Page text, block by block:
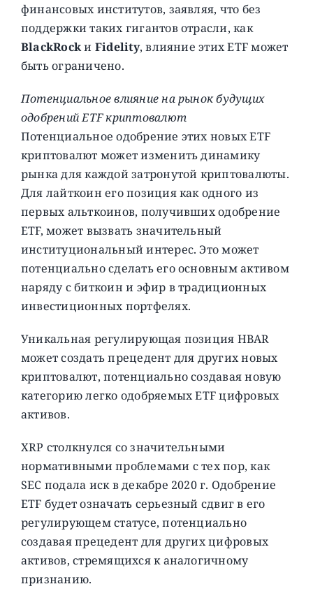
финансовых институтов, заявляя, что без
поддержки таких гигантов отрасли, как
BlackRockи Fidelity, влияние этих ETF может
быть ограничено.
Потенциальное влияние на рынок будущих
одобрений ETF криптовалют
Потенциальное одобрение этих новых ETF
криптовалют может изменить динамику
рынка для каждой затронутой криптовалюты.
Для лайткоин его позиция как одного из
первых альткоинов, получивших одобрение
ETF, может вызвать значительный
институциональный интерес. Это может
потенциально сделать его основным активом
наряду с биткоин и эфир в традиционных
инвестиционных портфелях.
Уникальная регулирующая позиция HBAR
может создать прецедент для других новых
криптовалют, потенциально создавая новую
категорию легко одобряемых ETF цифровых
активов.
XRP столкнулся со значительными
нормативными проблемами с тех пор, как
SEC подала иск в декабре 2020 г. Одобрение
ETF будет означать серьезный сдвиг в его
регулирующем статусе, потенциально
создавая прецедент для других цифровых
активов, стремящихся к аналогичному
признанию.